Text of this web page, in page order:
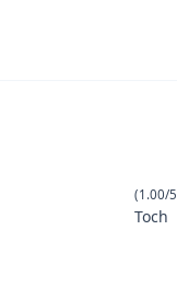
(1.00/
Toch